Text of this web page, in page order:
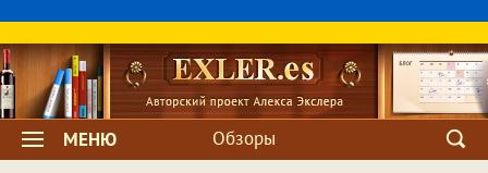
МЕНЮ Обзоры